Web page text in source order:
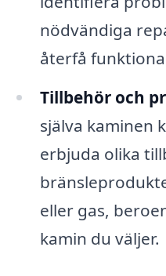
nödvändiga
återfå
Tillbehör och
själva kaminen
erbjuda olika
eller gas,
kamin du väljer.